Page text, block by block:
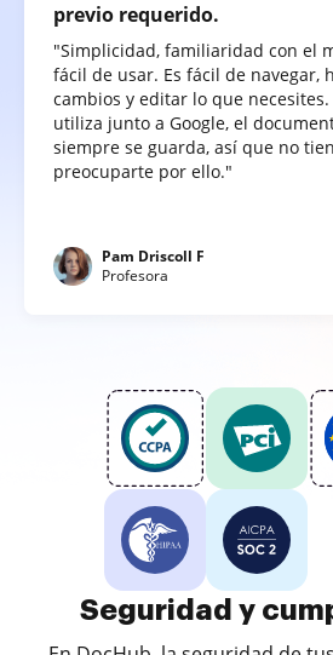
previo requerido.
"Simplicidad, familiaridad con el
fácil de usar. Es fácil de navegar,
cambios y editar lo que necesites.
utiliza junto a Google, el
siempre se guarda, así que no
preocuparte por ello."
Pam Driscoll F
Profesora
Seguridad y